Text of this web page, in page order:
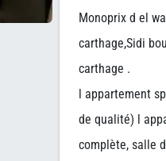
Monoprix d el
carthage,Sidi
carthage .
l appartement
de qualité) l
complète, salle